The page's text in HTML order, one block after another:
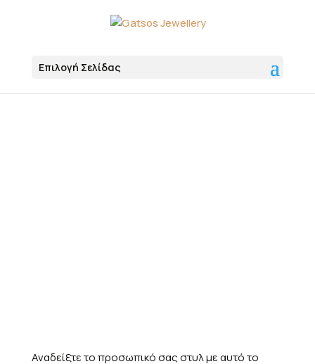
Επιλογή Σελίδας
Αναδείξτε το προσωπικό σας στυλ με αυτό το